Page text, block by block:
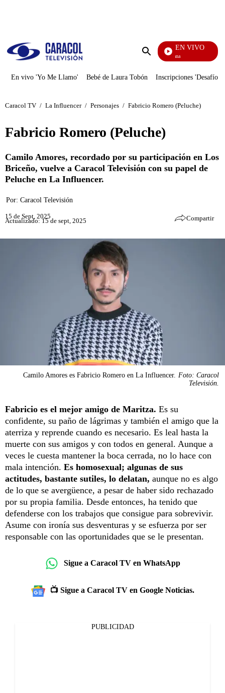
Enviar
EN VIVO
Diario De Diana
En vivo 'Yo Me Llamo' Bebé de Laura Tobón Inscripciones 'Desafío'
Caracol TV / La Influencer / Personajes / Fabricio Romero (Peluche)
Fabricio Romero (Peluche)
Camilo Amores, recordado por su participación en Los
Briceño, vuelve a Caracol Televisión con su papel de
Peluche en La Influencer.
Por: Caracol Televisión
15 de Sept, 2025
Actualizado: 15 de sept, 2025 Compartir
Camilo Amores es Fabricio Romero en La Influencer. Foto: Caracol
Televisión.
Fabricio es el mejor amigo de Maritza. Es su
confidente, su paño de lágrimas y también el amigo que la
aterriza y reprende cuando es necesario. Es leal hasta la
muerte con sus amigos y con todos en general. Aunque a
veces le cuesta mantener la boca cerrada, no lo hace con
mala intención. Es homosexual; algunas de sus
actitudes, bastante sutiles, lo delatan, aunque no es algo
de lo que se avergüence, a pesar de haber sido rechazado
por su propia familia. Desde entonces, ha tenido que
defenderse con los trabajos que consigue para sobrevivir.
Asume con ironía sus desventuras y se esfuerza por ser
responsable con las oportunidades que se le presentan.
Sigue a Caracol TV en WhatsApp
📺 Sigue a Caracol TV en Google Noticias.
PUBLICIDAD